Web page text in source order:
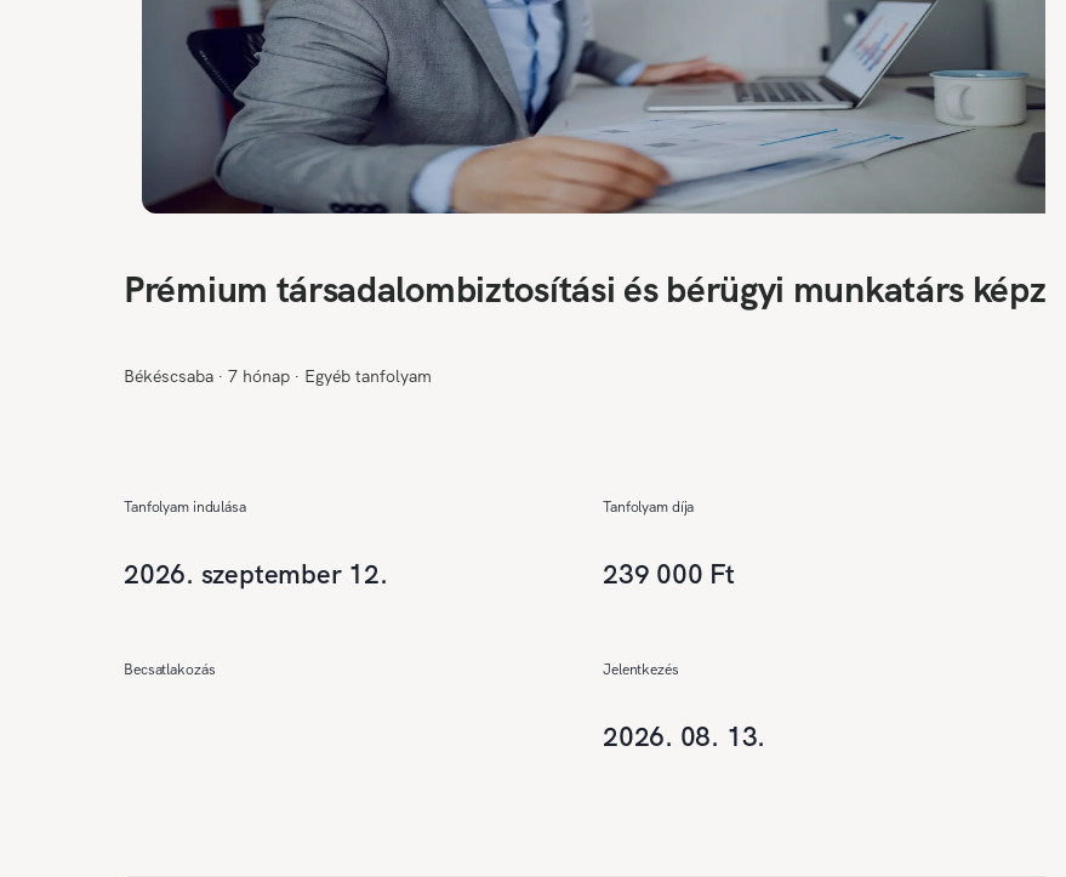
Prémium társadalombiztosítási és bérügyi munkatárs képzés
Békéscsaba ∙ 7 hónap ∙ Egyéb tanfolyam
Tanfolyam indulása
2026. szeptember 12.
Tanfolyam díja
239 000 Ft
Becsatlakozás Jelentkezés
2026. 08. 13.